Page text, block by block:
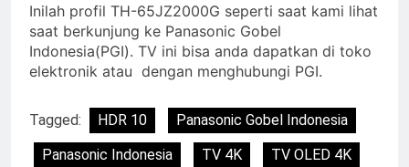
Inilah profil TH-65JZ2000G seperti saat kami lihat
saat berkunjung ke Panasonic Gobel
Indonesia(PGI). TV ini bisa anda dapatkan di toko
elektronik atau dengan menghubungi PGI.
Tagged: HDR 10
Panasonic Gobel Indonesia
Panasonic Indonesia
TV 4K TV OLED 4K